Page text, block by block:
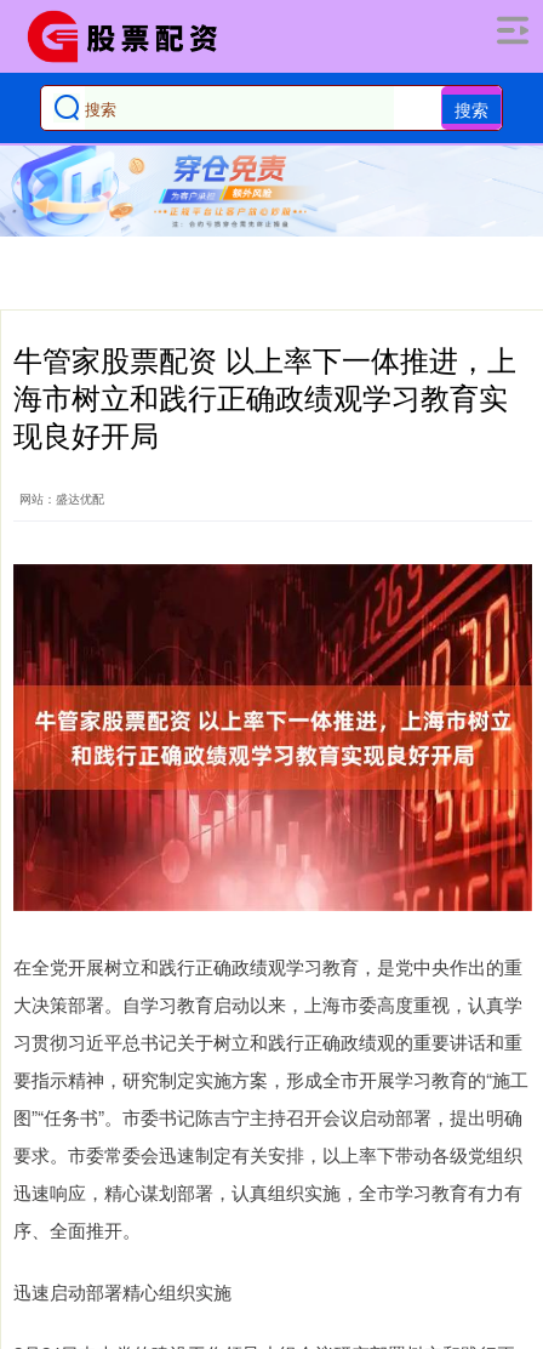
搜索
牛管家股票配资 以上率下一体推进，上
海市树立和践行正确政绩观学习教育实
现良好开局
网站：盛达优配
在全党开展树立和践行正确政绩观学习教育，是党中央作出的重
大决策部署。自学习教育启动以来，上海市委高度重视，认真学
习贯彻习近平总书记关于树立和践行正确政绩观的重要讲话和重
要指示精神，研究制定实施方案，形成全市开展学习教育的“施工
图”“任务书”。市委书记陈吉宁主持召开会议启动部署，提出明确
要求。市委常委会迅速制定有关安排，以上率下带动各级党组织
迅速响应，精心谋划部署，认真组织实施，全市学习教育有力有
序、全面推开。
迅速启动部署精心组织实施